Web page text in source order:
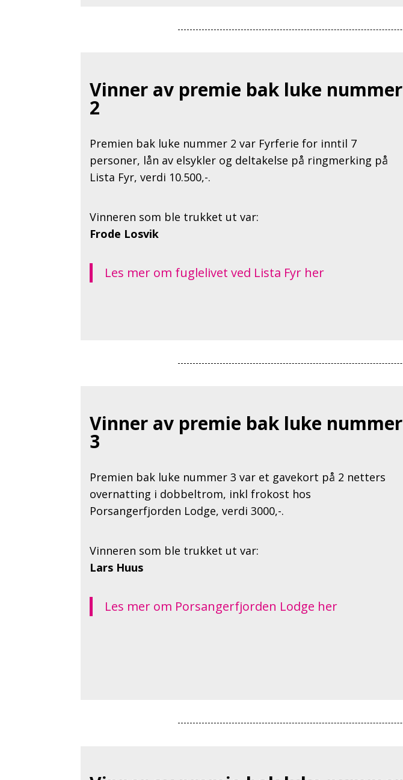
Vinner av premie bak luke nummer
2
Premien bak luke nummer 2 var Fyrferie for inntil 7
personer, lån av elsykler og deltakelse på ringmerking på
Lista Fyr, verdi 10.500,-.
Vinneren som ble trukket ut var:
Frode Losvik
Les mer om fuglelivet ved Lista Fyr her
Vinner av premie bak luke nummer
3
Premien bak luke nummer 3 var et gavekort på 2 netters
overnatting i dobbeltrom, inkl frokost hos
Porsangerfjorden Lodge, verdi 3000,-.
Vinneren som ble trukket ut var:
Lars Huus
Les mer om Porsangerfjorden Lodge her